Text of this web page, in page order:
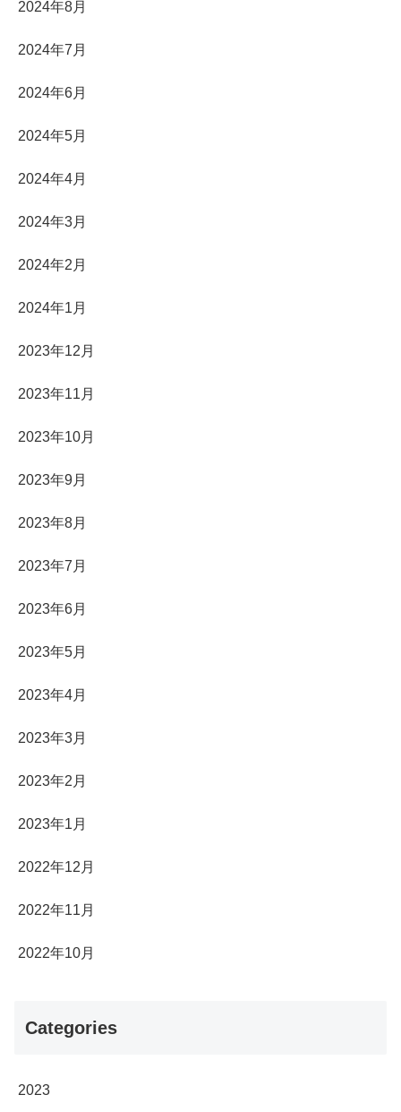
2024年8月
2024年7月
2024年6月
2024年5月
2024年4月
2024年3月
2024年2月
2024年1月
2023年12月
2023年11月
2023年10月
2023年9月
2023年8月
2023年7月
2023年6月
2023年5月
2023年4月
2023年3月
2023年2月
2023年1月
2022年12月
2022年11月
2022年10月
Categories
2023